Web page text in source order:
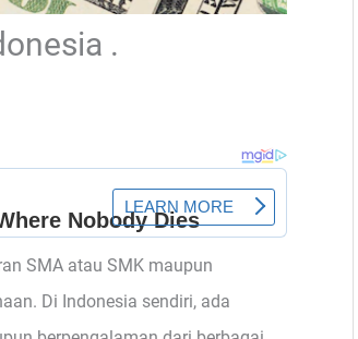
.
SMA atau SMK maupun
Di Indonesia sendiri, ada